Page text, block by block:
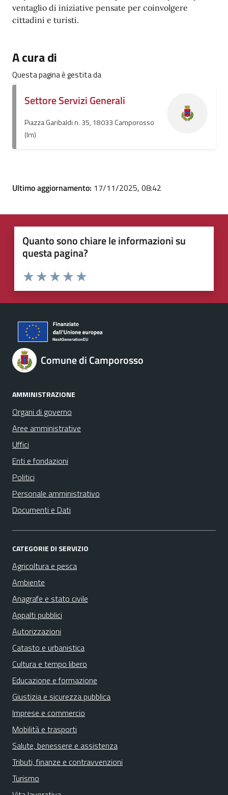
ventaglio di iniziative pensate per coinvolgere
cittadini e turisti.
A cura di
Questa pagina è gestita da
Settore Servizi Generali
Piazza Garibaldi n. 35, 18033 Camporosso
(Im)
Ultimo aggiornamento: 17/11/2025, 08:42
Quanto sono chiare le informazioni su
questa pagina?
Valuta 5 stelle su 5
Valuta 4 stelle su 5
Valuta 3 stelle su 5
Valuta 2 stelle su 5
Valuta 1 stelle su 5
Comune di Camporosso
AMMINISTRAZIONE
Organi di governo
Aree amministrative
Uffici
Enti e fondazioni
Politici
Personale amministrativo
Documenti e Dati
CATEGORIE DI SERVIZIO
Agricoltura e pesca
Ambiente
Anagrafe e stato civile
Appalti pubblici
Autorizzazioni
Catasto e urbanistica
Cultura e tempo libero
Educazione e formazione
Giustizia e sicurezza pubblica
Imprese e commercio
Mobilità e trasporti
Salute, benessere e assistenza
Tributi, finanze e contravvenzioni
Turismo